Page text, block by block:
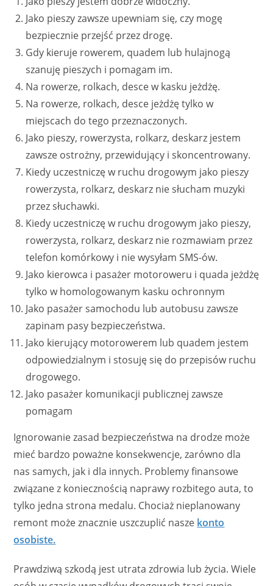
Jako pieszy zawsze upewniam się, czy mogę
bezpiecznie przejść przez drogę.
Gdy kieruje rowerem, quadem lub hulajnogą
szanuję pieszych i pomagam im.
Na rowerze, rolkach, desce w kasku jeżdżę.
Na rowerze, rolkach, desce jeżdżę tylko w
miejscach do tego przeznaczonych.
Jako pieszy, rowerzysta, rolkarz, deskarz jestem
zawsze ostrożny, przewidujący i skoncentrowany.
Kiedy uczestniczę w ruchu drogowym jako pieszy
rowerzysta, rolkarz, deskarz nie słucham muzyki
przez słuchawki.
Kiedy uczestniczę w ruchu drogowym jako pieszy,
rowerzysta, rolkarz, deskarz nie rozmawiam przez
telefon komórkowy i nie wysyłam SMS-ów.
Jako kierowca i pasażer motoroweru i quada jeżdżę
tylko w homologowanym kasku ochronnym
Jako pasażer samochodu lub autobusu zawsze
zapinam pasy bezpieczeństwa.
Jako kierujący motorowerem lub quadem jestem
odpowiedzialnym i stosuję się do przepisów ruchu
drogowego.
Jako pasażer komunikacji publicznej zawsze
pomagam
Ignorowanie zasad bezpieczeństwa na drodze może
mieć bardzo poważne konsekwencje, zarówno dla
nas samych, jak i dla innych. Problemy finansowe
związane z koniecznością naprawy rozbitego auta, to
tylko jedna strona medalu. Chociaż nieplanowany
remont może znacznie uszczuplić nasze konto
osobiste.
Prawdziwą szkodą jest utrata zdrowia lub życia. Wiele